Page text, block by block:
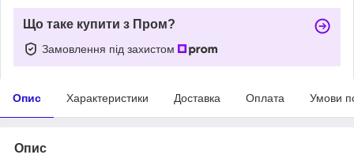
Що таке купити з Пром?
Замовлення під захистом
Опис Характеристики Доставка Оплата Умови
Опис